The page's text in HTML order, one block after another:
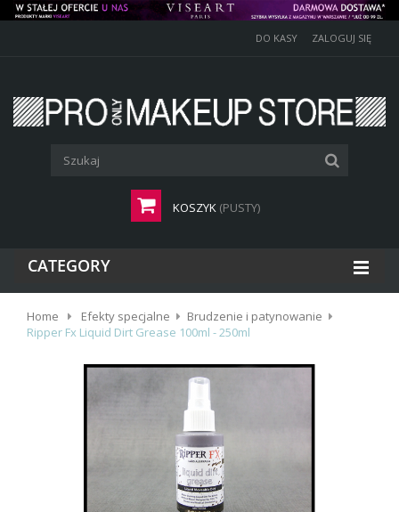
DO KASY ZALOGUJ SIĘ
KOSZYK (PUSTY)
CATEGORY
Home Efekty specjalne
Brudzenie i patynowanie
Ripper Fx Liquid Dirt Grease 100ml - 250ml